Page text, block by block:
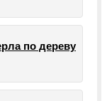
по дереву